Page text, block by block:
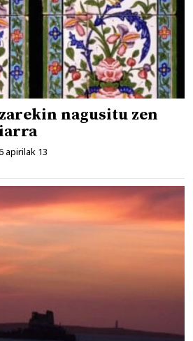
nagusitu zen
apirilak 13